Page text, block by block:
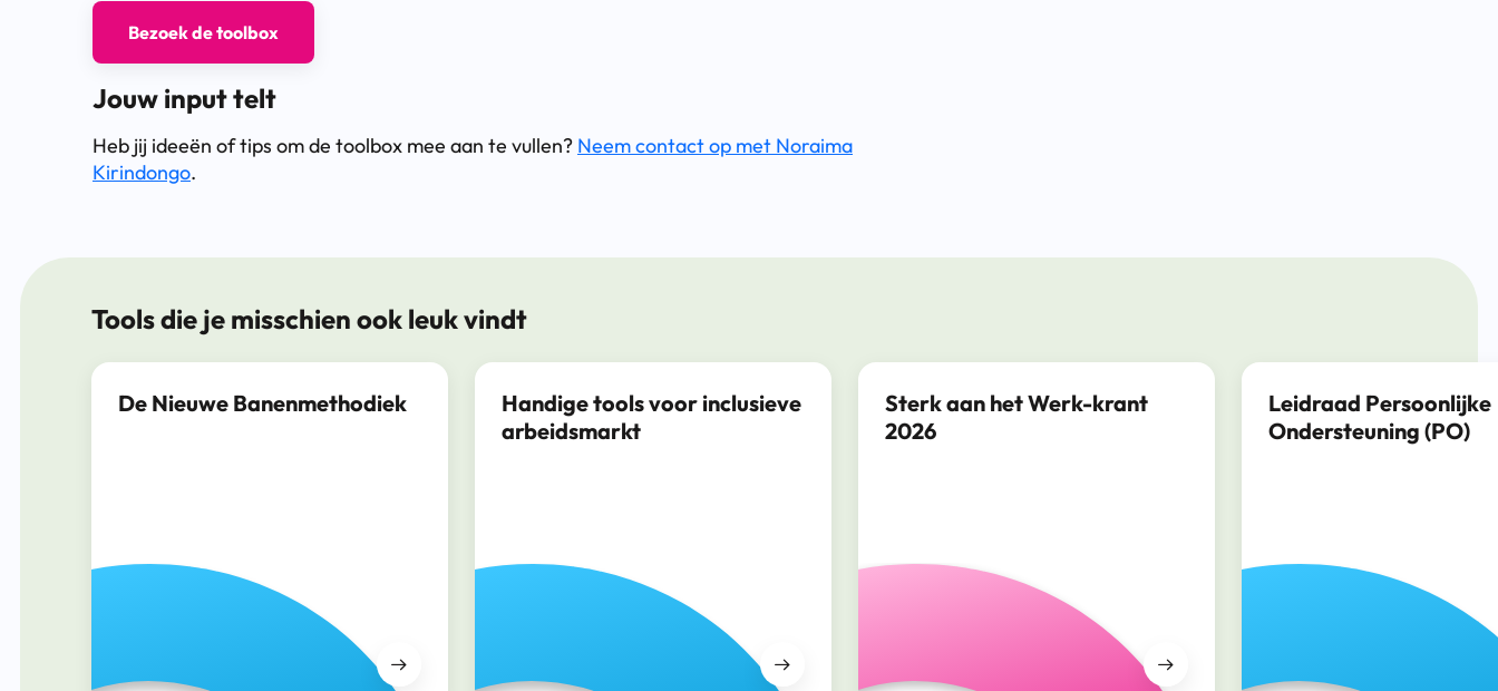
Bezoek de toolbox
Jouw input telt
Heb jij ideeën of tips om de toolbox mee aan te vullen? Neem contact op met Noraima
Kirindongo.
Tools die je misschien ook leuk vindt
De Nieuwe Banenmethodiek
Handige tools voor inclusieve
arbeidsmarkt
Sterk aan het Werk-krant
2026
Leidraad Persoonlijke
Ondersteuning (PO)